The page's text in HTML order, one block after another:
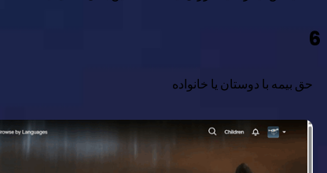
6
حق بیمه با دوستان یا خانواده